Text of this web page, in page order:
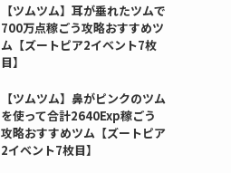
【ツムツム】耳が垂れたツムで
700万点稼ごう攻略おすすめツ
ム【ズートピア2イベント7枚
目】
【ツムツム】鼻がピンクのツム
を使って合計2640Exp稼ごう
攻略おすすめツム【ズートピア
2イベント7枚目】